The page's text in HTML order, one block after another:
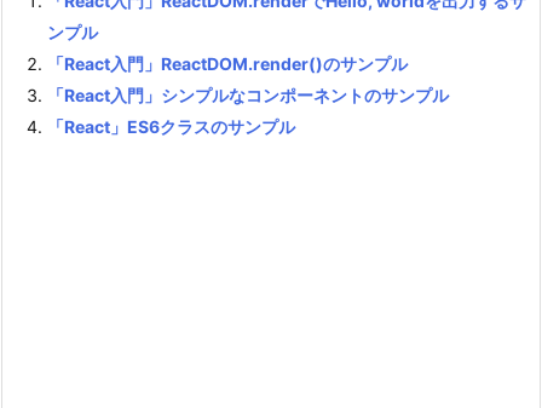
ンプル
「React入門」ReactDOM.render()のサンプル
「React入門」シンプルなコンポーネントのサンプル
「React」ES6クラスのサンプル